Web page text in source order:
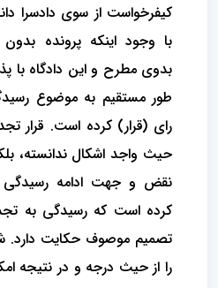
کیفرخواست از سوی دادسرا
با وجود اینکه پرونده
بدوی مطرح و این دادگاه با
طور مستقیم به موضوع
رای (قرار) کرده است. قرار
حیث واجد اشکال ندانسته،
نقض و جهت ادامه رسیدگی
کرده است که رسیدگی به
تصمیم موصوف حکایت دارد.
را از حیث درجه و در نتیجه